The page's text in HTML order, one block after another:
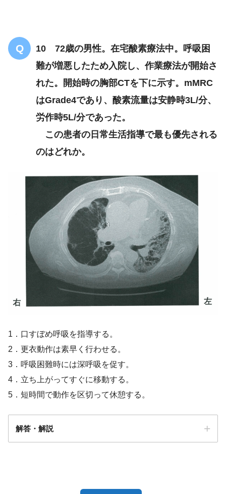
副腎皮質ステロイド
杖歩行自立
脱臼肢位を防ぐ生活指導
10 72歳の男性。在宅酸素療法中。呼吸困
難が増悪したため入院し、作業療法が開始さ
れた。開始時の胸部CTを下に示す。mMRC
はGrade4であり、酸素流量は安静時3L/分、
労作時5L/分であった。
この患者の日常生活指導で最も優先される
のはどれか。
1．口すぼめ呼吸を指導する。
2．更衣動作は素早く行わせる。
3．呼吸困難時には深呼吸を促す。
4．立ち上がってすぐに移動する。
5．短時間で動作を区切って休憩する。
解答・解説